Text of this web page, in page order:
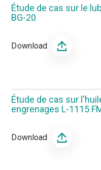
Étude de cas sur le
BG-20
Download
Étude de cas sur
engrenages L-1115
Download